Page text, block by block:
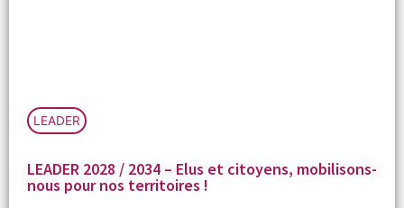
LEADER
LEADER 2028 / 2034 – Elus et citoyens, mobilisons-
nous pour nos territoires !